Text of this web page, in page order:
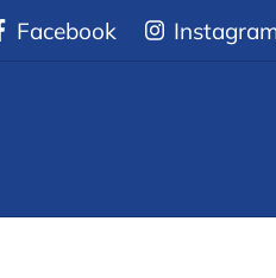
för
Facebook